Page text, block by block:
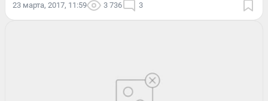
23 марта, 2017, 11:59 3 736 3